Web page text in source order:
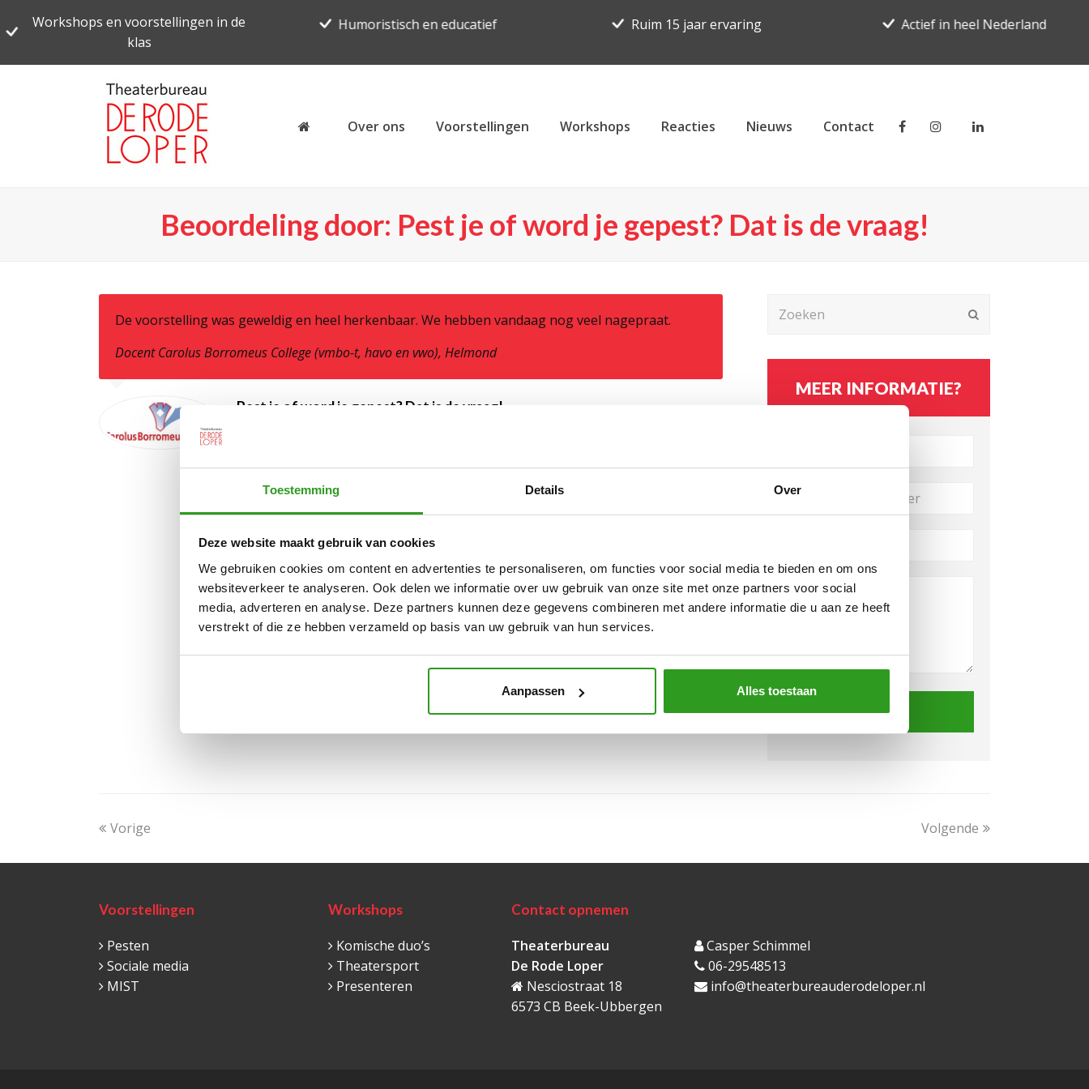
Toestemming Details Over
Deze website maakt gebruik van cookies
We gebruiken cookies om content en advertenties te personaliseren, om functies voor social media te bieden en om ons
websiteverkeer te analyseren. Ook delen we informatie over uw gebruik van onze site met onze partners voor social
media, adverteren en analyse. Deze partners kunnen deze gegevens combineren met andere informatie die u aan ze heeft
verstrekt of die ze hebben verzameld op basis van uw gebruik van hun services.
Aanpassen Alles toestaan
Workshops en voorstellingen in de
klas
Humoristisch en educatief Ruim 15 jaar ervaring Actief in heel Nederland
Over ons Voorstellingen Workshops Reacties Nieuws Contact
Beoordeling door: Pest je of word je gepest? Dat is de vraag!
De voorstelling was geweldig en heel herkenbaar. We hebben vandaag nog veel nagepraat.
Docent Carolus Borromeus College (vmbo-t, havo en vwo), Helmond
Pest je of word je gepest? Dat is de vraag!
MEER INFORMATIE?
Vorige Volgende
Voorstellingen
Pesten
Sociale media
MIST
Workshops
Komische duo’s
Theatersport
Presenteren
Contact opnemen
Theaterbureau
De Rode Loper
Nesciostraat 18
6573 CB Beek-Ubbergen
Casper Schimmel
06-29548513
info@theaterbureauderodeloper.nl